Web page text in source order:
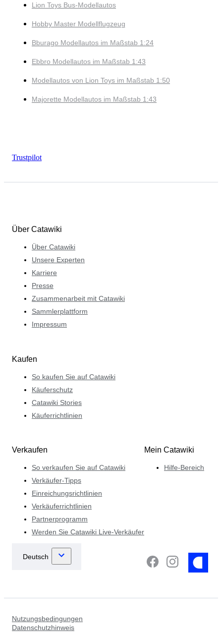
Lion Toys Bus-Modellautos
Hobby Master Modellflugzeug
Bburago Modellautos im Maßstab 1:24
Ebbro Modellautos im Maßstab 1:43
Modellautos von Lion Toys im Maßstab 1:50
Majorette Modellautos im Maßstab 1:43
Trustpilot
Über Catawiki
Über Catawiki
Unsere Experten
Karriere
Presse
Zusammenarbeit mit Catawiki
Sammlerplattform
Impressum
Kaufen
So kaufen Sie auf Catawiki
Käuferschutz
Catawiki Stories
Käuferrichtlinien
Verkaufen
So verkaufen Sie auf Catawiki
Verkäufer-Tipps
Einreichungsrichtlinien
Verkäuferrichtlinien
Partnerprogramm
Werden Sie Catawiki Live-Verkäufer
Mein Catawiki
Hilfe-Bereich
Nutzungsbedingungen
Datenschutzhinweis